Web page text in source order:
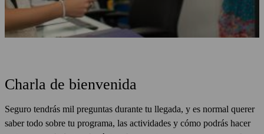
Charla de bienvenida
Seguro tendrás mil preguntas durante tu llegada, y es normal querer
saber todo sobre tu programa, las actividades y cómo podrás hacer